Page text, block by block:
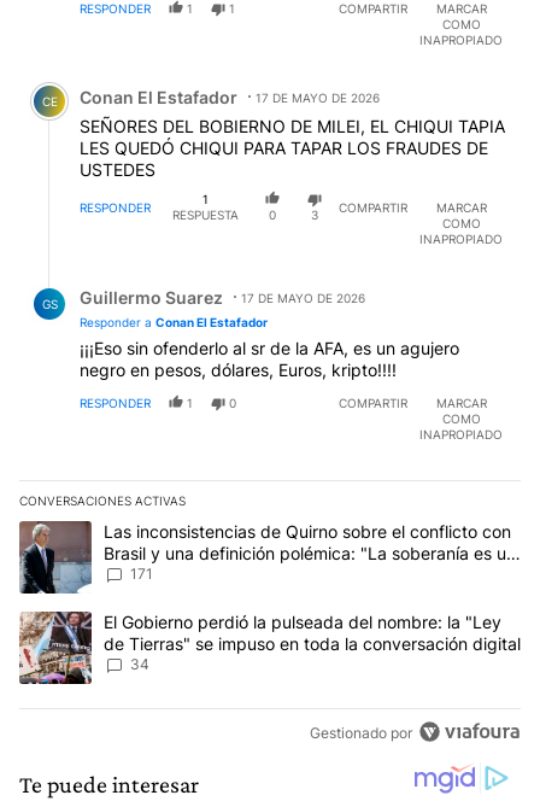
RESPONDER 1 1 COMPARTIR
MARCAR
COMO
INAPROPIADO
Comentario de Conan El Estafador.
CE Conan El Estafador 17 DE MAYO DE 2026
SEÑORES DEL BOBIERNO DE MILEI, EL CHIQUI TAPIA
LES QUEDÓ CHIQUI PARA TAPAR LOS FRAUDES DE
USTEDES
RESPONDER
1
RESPUESTA
0 3
COMPARTIR
MARCAR
COMO
INAPROPIADO
GS Guillermo Suarez
17 DE MAYO DE 2026
Responder a Conan El Estafador
¡¡¡Eso sin ofenderlo al sr de la AFA, es un agujero
negro en pesos, dólares, Euros, kripto!!!!
RESPONDER 1 0 COMPARTIR
MARCAR
COMO
INAPROPIADO
CONVERSACIONES ACTIVAS
Este listado muestra los artículos con más comentarios en los
Un artículo de tendencia con el título "Las inconsistencias de
Las inconsistencias de Quirno sobre el conflicto con
Brasil y una definición polémica: "La soberanía es un
concepto antiguo"
171
Un artículo de tendencia con el título "El Gobierno perdió la
El Gobierno perdió la pulseada del nombre: la "Ley
de Tierras" se impuso en toda la conversación digital
34
Gestionado por